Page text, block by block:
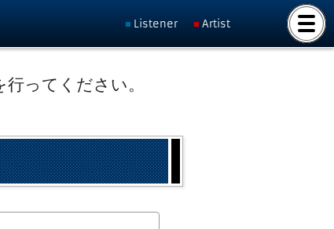
Listener Artist
ってください。